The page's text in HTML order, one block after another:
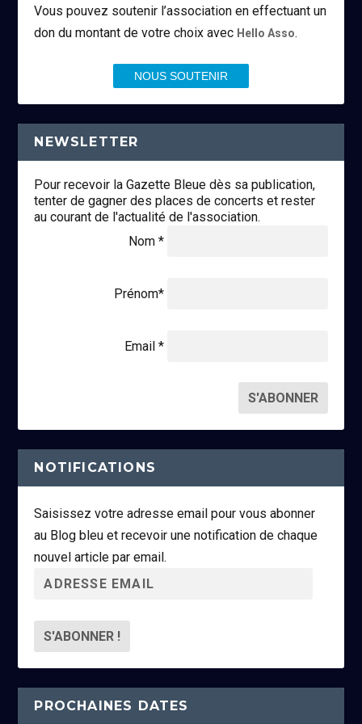
Vous pouvez soutenir l’association en effectuant un
don du montant de votre choix avec Hello Asso.
NOUS SOUTENIR
NEWSLETTER
Pour recevoir la Gazette Bleue dès sa publication,
tenter de gagner des places de concerts et rester
au courant de l'actualité de l'association.
Nom *
Prénom*
Email *
NOTIFICATIONS
Saisissez votre adresse email pour vous abonner
au Blog bleu et recevoir une notification de chaque
nouvel article par email.
r
s
s
e
PROCHAINES DATES